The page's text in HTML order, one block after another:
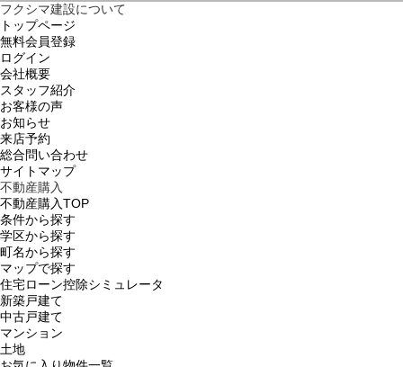
フクシマ建設について
トップページ
無料会員登録
ログイン
会社概要
スタッフ紹介
お客様の声
お知らせ
来店予約
総合問い合わせ
サイトマップ
不動産購入
不動産購入TOP
条件から探す
学区から探す
町名から探す
マップで探す
住宅ローン控除シミュレータ
新築戸建て
中古戸建て
マンション
土地